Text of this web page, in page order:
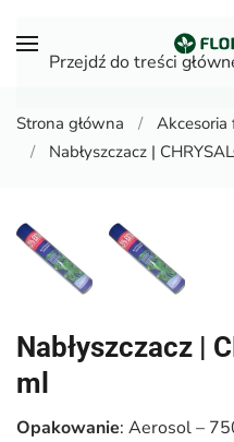
Przejdź do treści
Strona główna Akcesoria
Nabłyszczacz |
Nabłyszczacz |
ml
Opakowanie: Aerosol –